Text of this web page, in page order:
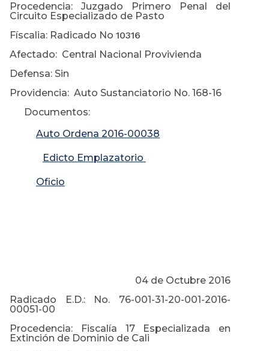
Procedencia: Juzgado Primero Penal del
Circuito Especializado de Pasto
Físcalia: Radicado No 10316
Afectado: Central Nacional Provivienda
Defensa: Sin
Providencia: Auto Sustanciatorio No. 168-16
Documentos:
Auto Ordena 2016-00038
Edicto Emplazatorio
Oficio
04 de Octubre 2016
Radicado E.D.: No. 76-001-31-20-001-2016-
00051-00
Procedencia: Fiscalía 17 Especializada en
Extinción de Dominio de Cali